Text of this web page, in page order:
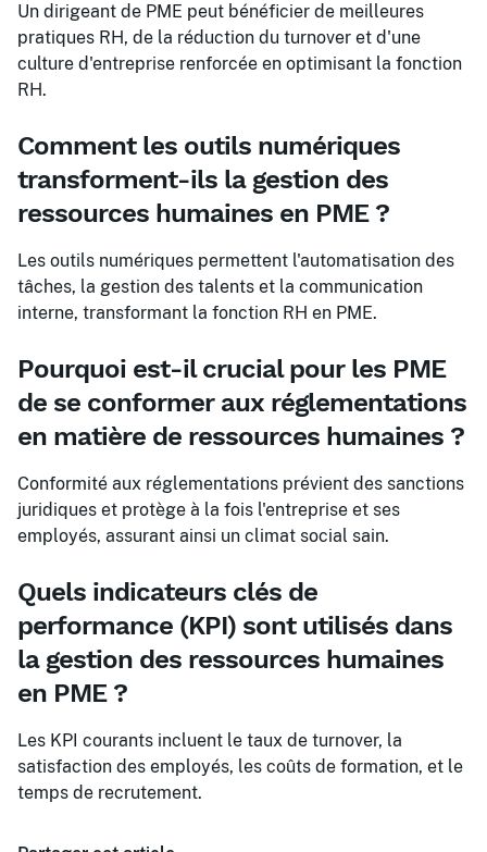
Un dirigeant de PME peut bénéficier de meilleures
pratiques RH, de la réduction du turnover et d'une
culture d'entreprise renforcée en optimisant la fonction
RH.
Comment les outils numériques
transforment-ils la gestion des
ressources humaines en PME ?
Les outils numériques permettent l'automatisation des
tâches, la gestion des talents et la communication
interne, transformant la fonction RH en PME.
Pourquoi est-il crucial pour les PME
de se conformer aux réglementations
en matière de ressources humaines ?
Conformité aux réglementations prévient des sanctions
juridiques et protège à la fois l'entreprise et ses
employés, assurant ainsi un climat social sain.
Quels indicateurs clés de
performance (KPI) sont utilisés dans
la gestion des ressources humaines
en PME ?
Les KPI courants incluent le taux de turnover, la
satisfaction des employés, les coûts de formation, et le
temps de recrutement.